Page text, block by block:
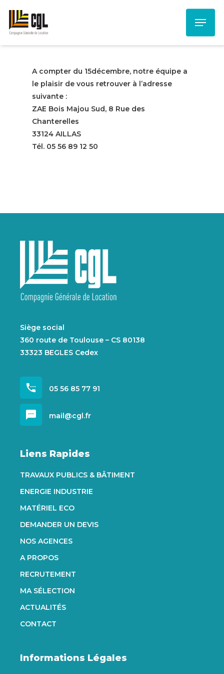
main
content
Menu
A compter du 15décembre, notre équipe a
le plaisir de vous retrouver à l’adresse
suivante :
ZAE Bois Majou Sud, 8 Rue des
Chanterelles
33124 AILLAS
Tél. 05 56 89 12 50
Siège social
360 route de Toulouse – CS 80138
33323 BEGLES Cedex
settings_phone 05 56 85 77 91
sms mail@cgl.fr
Liens Rapides
TRAVAUX PUBLICS & BÂTIMENT
ENERGIE INDUSTRIE
MATÉRIEL ECO
DEMANDER UN DEVIS
NOS AGENCES
A PROPOS
RECRUTEMENT
MA SÉLECTION
ACTUALITÉS
CONTACT
Informations Légales